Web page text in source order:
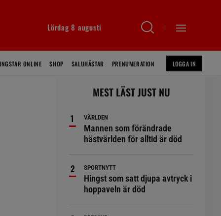
Lördag 8 augusti
ONLINE SHOP SALUHÄSTAR PRENUMERATION LOGGA IN
MEST LÄST JUST NU
VÄRLDEN
Mannen som förändrade
hästvärlden för alltid är död
SPORTNYTT
Hingst som satt djupa avtryck i
hoppaveln är död